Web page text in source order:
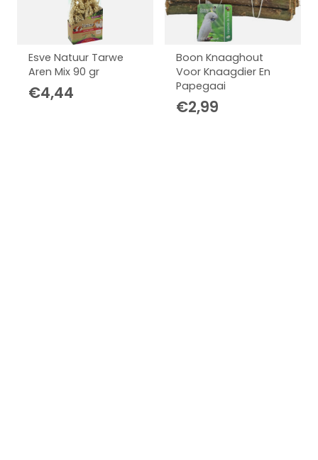
Esve Natuur Tarwe
Aren Mix 90 gr
€4,44
Boon Knaaghout
Voor Knaagdier En
Papegaai
€2,99